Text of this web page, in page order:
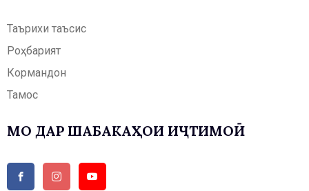
Таърихи таъсис
Роҳбарият
Кормандон
Тамос
МО ДАР ШАБАКАҲОИ ИҶТИМОӢ